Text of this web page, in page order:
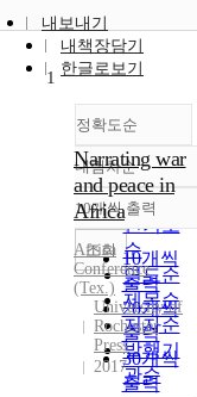
내보내기
내책장담기
한글로보기
정확도순
정확도
순
인기도
순
연도순
제목순
저자순
발행기
관순
내림차순
내림차순
10개씩 출력
10개씩
출력
20개씩
출력
30개씩
출력
조회
1
Narrating war
and peace in
Africa
Africa
Conference
(Tex.)
University of
Rochester
Press
2017